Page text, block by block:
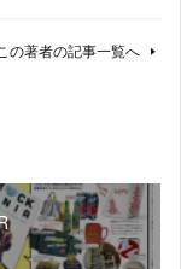
この著者の記事一覧へ